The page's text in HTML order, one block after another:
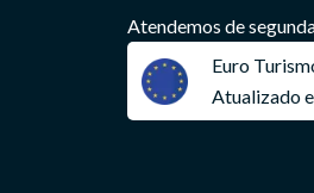
Atendemos de
Euro
Atualizado